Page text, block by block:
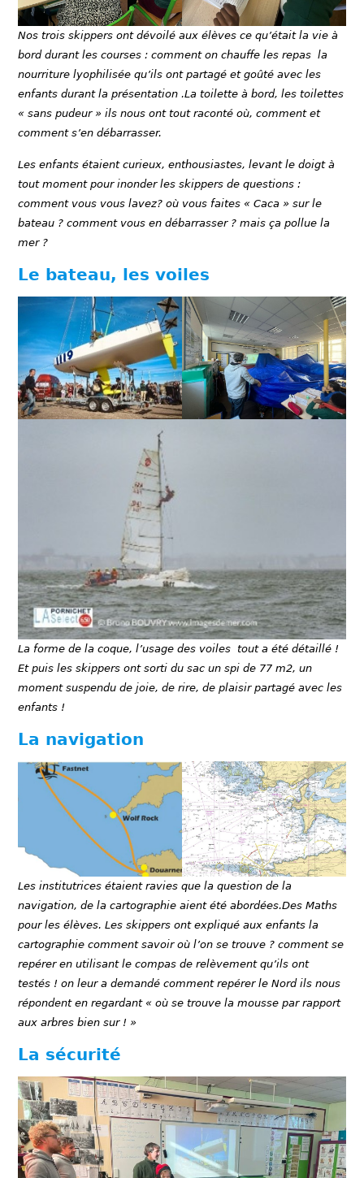
Nos trois skippers ont dévoilé aux élèves ce qu’était la vie à
bord durant les courses : comment on chauffe les repas la
nourriture lyophilisée qu’ils ont partagé et goûté avec les
enfants durant la présentation .La toilette à bord, les toilettes
« sans pudeur » ils nous ont tout raconté où, comment et
comment s’en débarrasser.
Les enfants étaient curieux, enthousiastes, levant le doigt à
tout moment pour inonder les skippers de questions :
comment vous vous lavez? où vous faites « Caca » sur le
bateau ? comment vous en débarrasser ? mais ça pollue la
mer ?
Le bateau, les voiles
La forme de la coque, l’usage des voiles tout a été détaillé !
Et puis les skippers ont sorti du sac un spi de 77 m2, un
moment suspendu de joie, de rire, de plaisir partagé avec les
enfants !
La navigation
Les institutrices étaient ravies que la question de la
navigation, de la cartographie aient été abordées.Des Maths
pour les élèves. Les skippers ont expliqué aux enfants la
cartographie comment savoir où l’on se trouve ? comment se
repérer en utilisant le compas de relèvement qu’ils ont
testés ! on leur a demandé comment repérer le Nord ils nous
répondent en regardant « où se trouve la mousse par rapport
aux arbres bien sur ! »
La sécurité